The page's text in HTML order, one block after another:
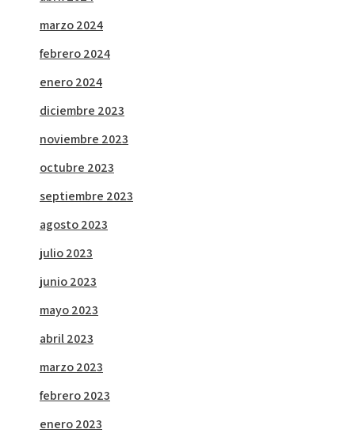
marzo 2024
febrero 2024
enero 2024
diciembre 2023
noviembre 2023
octubre 2023
septiembre 2023
agosto 2023
julio 2023
junio 2023
mayo 2023
abril 2023
marzo 2023
febrero 2023
enero 2023